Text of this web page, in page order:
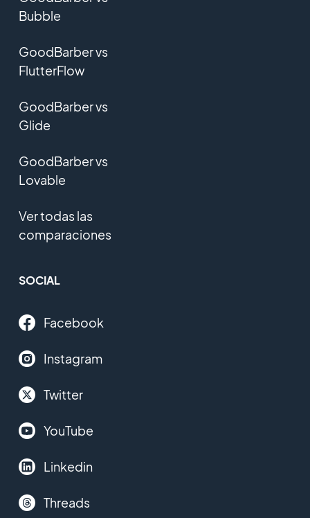
Bubble
GoodBarber vs
FlutterFlow
GoodBarber vs
Glide
GoodBarber vs
Lovable
Ver todas las
comparaciones
SOCIAL
Facebook
Instagram
Twitter
YouTube
Linkedin
Threads